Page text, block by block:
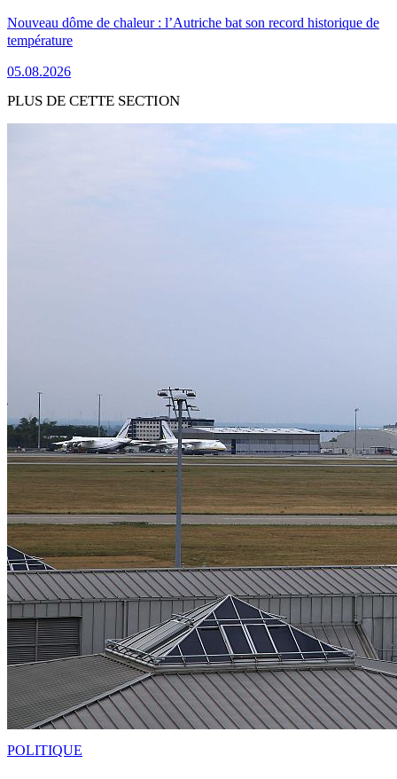
Nouveau dôme de chaleur : l’Autriche bat son record historique de
température
05.08.2026
PLUS DE CETTE SECTION
POLITIQUE